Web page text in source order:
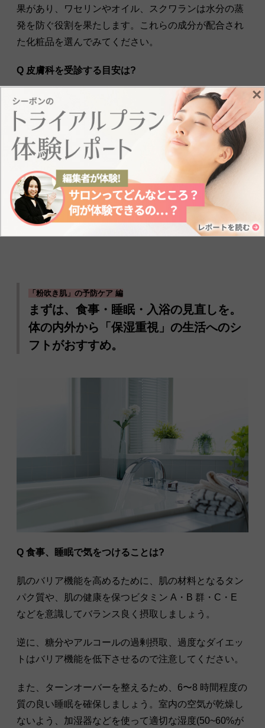
果があり、ワセリンやオイル、スクワランは水分の蒸
発を防ぐ役割を果たします。これらの成分が配合され
た化粧品を選んでみてください。
Q 皮膚科を受診する目安は?
痒みや赤みといった炎症症状があるときや、スキンケ
アを見直しても肌荒れが治らない場合、また保湿剤の
みでは乾燥が改善しない場合は、皮膚科の受診をおす
すめします。
ステロイド剤を塗布する場合は、1 日 2〜3 回、痒みが
あるときに塗り、症状が良くなったら中止します。長
期間漫然と使うのではなく、症状があるときに短期間
(長くても 1 週間程度)の使用に留めてください。
「粉吹き肌」の予防ケア 編
まずは、食事・睡眠・入浴の見直しを。
体の内外から「保湿重視」の生活へのシ
フトがおすすめ。
Q 食事、睡眠で気をつけることは?
肌のバリア機能を高めるために、肌の材料となるタン
パク質や、肌の健康を保つビタミン A・B 群・C・E
などを意識してバランス良く摂取しましょう。
逆に、糖分やアルコールの過剰摂取、過度なダイエッ
トはバリア機能を低下させるので注意してください。
また、ターンオーバーを整えるため、6〜8 時間程度の
質の良い睡眠を確保しましょう。室内の空気が乾燥し
ないよう、加湿器などを使って適切な湿度(50~60%が
×